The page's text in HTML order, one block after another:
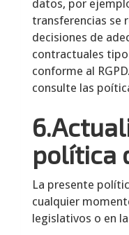
datos, por
transferencias se
decisiones de
contractuales
conforme al
consulte las
política
La presente
cualquier
legislativos o en